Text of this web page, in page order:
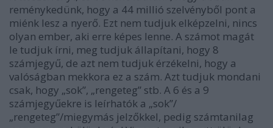
reménykedünk, hogy a 44 millió szelvényből pont a
miénk lesz a nyerő. Ezt nem tudjuk elképzelni, nincs
olyan ember, aki erre képes lenne. A számot magát
le tudjuk írni, meg tudjuk állapítani, hogy 8
számjegyű, de azt nem tudjuk érzékelni, hogy a
valóságban mekkora ez a szám. Azt tudjuk mondani
csak, hogy „sok”, „rengeteg” stb. A 6 és a 9
számjegyűekre is leírhatók a „sok”/
„rengeteg”/miegymás jelzőkkel, pedig számtanilag